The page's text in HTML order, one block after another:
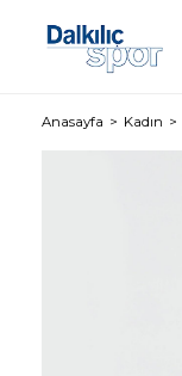
Anasayfa Kadın